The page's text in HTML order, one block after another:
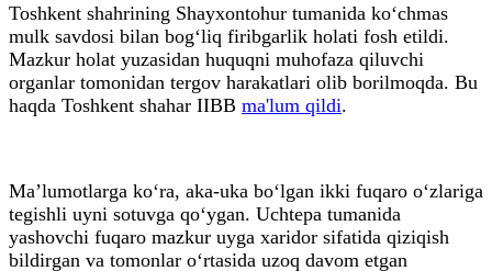
Toshkent shahrining Shayxontohur tumanida ko‘chmas
mulk savdosi bilan bog‘liq firibgarlik holati fosh etildi.
Mazkur holat yuzasidan huquqni muhofaza qiluvchi
organlar tomonidan tergov harakatlari olib borilmoqda. Bu
haqda Toshkent shahar IIBB ma'lum qildi.
Ma’lumotlarga ko‘ra, aka-uka bo‘lgan ikki fuqaro o‘zlariga
tegishli uyni sotuvga qo‘ygan. Uchtepa tumanida
yashovchi fuqaro mazkur uyga xaridor sifatida qiziqish
bildirgan va tomonlar o‘rtasida uzoq davom etgan